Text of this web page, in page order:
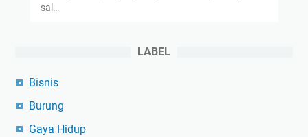
sal…
LABEL
Bisnis
Burung
Gaya Hidup